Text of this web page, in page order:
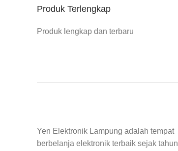
Produk Terlengkap
Produk lengkap dan terbaru
Yen Elektronik Lampung adalah tempat
berbelanja elektronik terbaik sejak tahun